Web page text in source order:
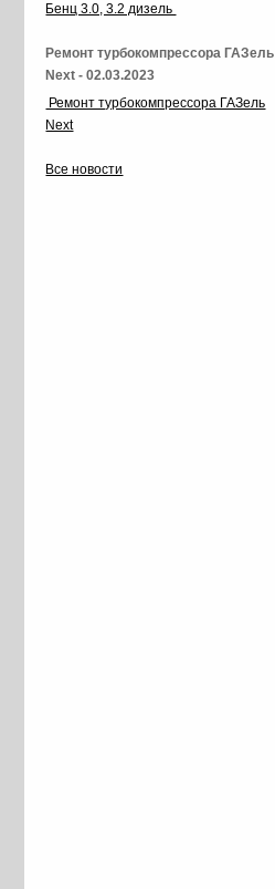
Бенц 3.0, 3.2 дизель
Ремонт турбокомпрессора ГАЗель
Next - 02.03.2023
Ремонт турбокомпрессора ГАЗель
Next
Все новости